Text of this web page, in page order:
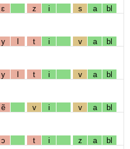
ɛ z i s a bl
y l t i v a bl
y l t i v a bl
ẽ v i v a bl
ɔ t i z a bl